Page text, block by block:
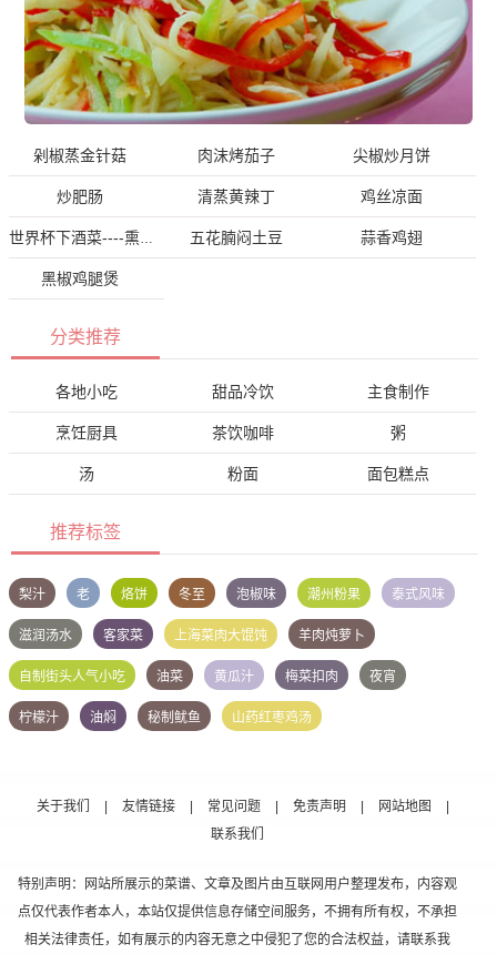
剁椒蒸金针菇 肉沫烤茄子 尖椒炒月饼
炒肥肠 清蒸黄辣丁 鸡丝凉面
世界杯下酒菜----熏鱼 五花腩闷土豆 蒜香鸡翅
黑椒鸡腿煲
分类推荐
各地小吃 甜品冷饮 主食制作
烹饪厨具 茶饮咖啡 粥
汤 粉面 面包糕点
推荐标签
梨汁 老 烙饼 冬至 泡椒味 潮州粉果 泰式风味
滋润汤水 客家菜 上海菜肉大馄饨 羊肉炖萝卜
自制街头人气小吃 油菜 黄瓜汁 梅菜扣肉 夜宵
柠檬汁 油焖 秘制鱿鱼 山药红枣鸡汤
关于我们 | 友情链接 | 常见问题 | 免责声明 | 网站地图
|
联系我们
特别声明：网站所展示的菜谱、文章及图片由互联网用户整理发布，内容观
点仅代表作者本人，本站仅提供信息存储空间服务，不拥有所有权，不承担
相关法律责任，如有展示的内容无意之中侵犯了您的合法权益，请联系我